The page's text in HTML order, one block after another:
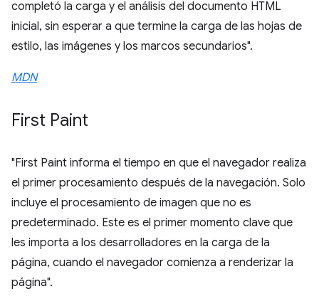
completó la carga y el análisis del documento HTML
inicial, sin esperar a que termine la carga de las hojas de
estilo, las imágenes y los marcos secundarios".
MDN
First Paint
"First Paint informa el tiempo en que el navegador realiza
el primer procesamiento después de la navegación. Solo
incluye el procesamiento de imagen que no es
predeterminado. Este es el primer momento clave que
les importa a los desarrolladores en la carga de la
página, cuando el navegador comienza a renderizar la
página".